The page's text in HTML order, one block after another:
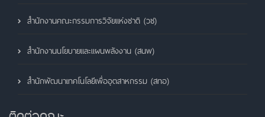
สำนักงานคณะกรรมการวิจัยแห่งชาติ (วช)
สำนักงานนโยบายและแผนพลังงาน (สนพ)
สำนักพัฒนาเทคโนโลยีเพื่ออุตสาหกรรม (สทอ)